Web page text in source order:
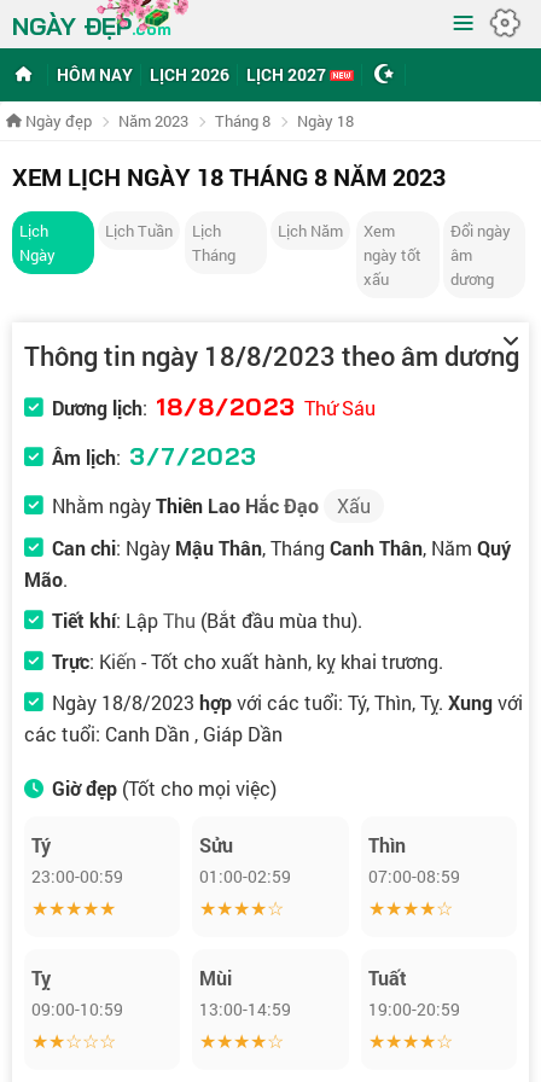
NGÀY ĐẸP.com ≡
HÔM NAY LỊCH 2026 LỊCH 2027
Ngày đẹp Năm 2023 Tháng 8 Ngày 18
XEM LỊCH NGÀY 18 THÁNG 8 NĂM 2023
Lịch
Ngày
Lịch Tuần
Lịch
Tháng
Lịch Năm
Xem
ngày tốt
xấu
Đổi ngày
âm
dương
Thông tin ngày 18/8/2023 theo âm dương
Dương lịch: 18/8/2023 Thứ Sáu
Âm lịch: 3/7/2023
Nhằm ngàyThiên Lao Hắc Đạo
Xấu
Can chi: Ngày Mậu Thân, Tháng Canh Thân, Năm Quý
Mão.
Tiết khí: Lập Thu (Bắt đầu mùa thu).
Trực: Kiến - Tốt cho xuất hành, kỵ khai trương.
Ngày 18/8/2023 hợpvới các tuổi: Tý, Thìn, Tỵ. Xungvới
các tuổi: Canh Dần , Giáp Dần
Giờ đẹp (Tốt cho mọi việc)
Tý
23:00-00:59
★★★★★
Sửu
01:00-02:59
★★★★☆
Thìn
07:00-08:59
★★★★☆
Tỵ
09:00-10:59
★★☆☆☆
Mùi
13:00-14:59
★★★★☆
Tuất
19:00-20:59
★★★★☆